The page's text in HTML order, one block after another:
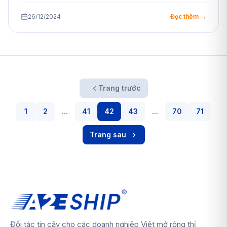
26/12/2024 Đọc thêm →
Trang trước
1 2 ... 41 42 43 ... 70 71
Trang sau
Đối tác tin cậy cho các doanh nghiệp Việt mở rộng thị